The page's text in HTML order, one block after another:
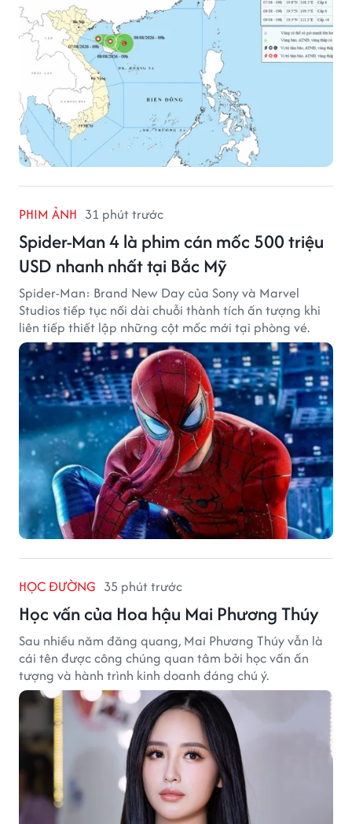
PHIM ẢNH 31 phút trước
Spider-Man 4 là phim cán mốc 500 triệu
USD nhanh nhất tại Bắc Mỹ
Spider-Man: Brand New Day của Sony và Marvel
Studios tiếp tục nối dài chuỗi thành tích ấn tượng khi
liên tiếp thiết lập những cột mốc mới tại phòng vé.
HỌC ĐƯỜNG 35 phút trước
Học vấn của Hoa hậu Mai Phương Thúy
Sau nhiều năm đăng quang, Mai Phương Thúy vẫn là
cái tên được công chúng quan tâm bởi học vấn ấn
tượng và hành trình kinh doanh đáng chú ý.